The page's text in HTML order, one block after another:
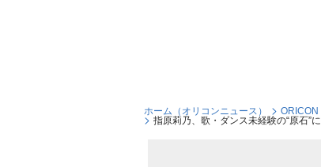
ホーム（オリコンニュース）
ORICON
指原莉乃、歌・ダンス未経験の“原石”